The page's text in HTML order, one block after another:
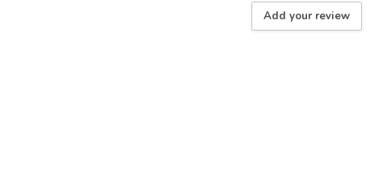
Add your review